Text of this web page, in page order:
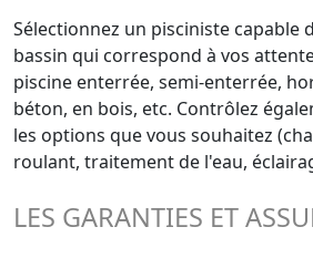
Sélectionnez un pisciniste capable
bassin qui correspond à vos
piscine enterrée, semi-enterrée,
béton, en bois, etc. Contrôlez
les options que vous souhaitez
roulant, traitement de l'eau,
LES GARANTIES ET